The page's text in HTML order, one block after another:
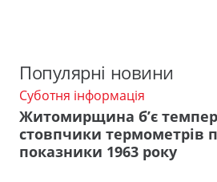
Популярні новини
Суботня інформація
Житомирщина б’є
стовпчики термометрів
показники 1963 року